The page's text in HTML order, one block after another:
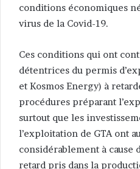
conditions économiques
virus de la Covid-19.
Ces conditions qui ont
détentrices du permis
et Kosmos Energy) à
procédures préparant
surtout que les
l’exploitation de GTA ont
considérablement à cause
retard pris dans la